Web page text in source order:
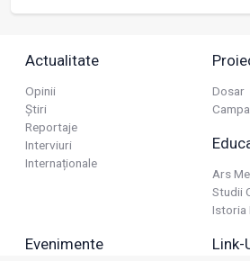
Actualitate
Opinii
Știri
Reportaje
Interviuri
Internaționale
Dosar
Ars
Studii
Istoria
Evenimente Link-